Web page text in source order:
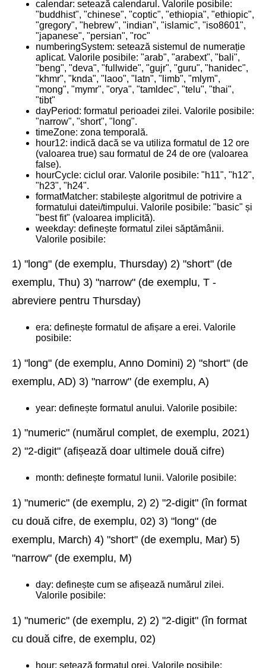
calendar: setează calendarul. Valorile posibile:
"buddhist", "chinese", "coptic", "ethiopia", "ethiopic",
"gregory", "hebrew", "indian", "islamic", "iso8601",
"japanese", "persian", "roc"
numberingSystem: setează sistemul de numerație
aplicat. Valorile posibile: "arab", "arabext", "bali",
"beng", "deva", "fullwide", "gujr", "guru", "hanidec",
"khmr", "knda", "laoo", "latn", "limb", "mlym",
"mong", "mymr", "orya", "tamldec", "telu", "thai",
"tibt"
dayPeriod: formatul perioadei zilei. Valorile posibile:
"narrow", "short", "long".
timeZone: zona temporală.
hour12: indică dacă se va utiliza formatul de 12 ore
(valoarea true) sau formatul de 24 de ore (valoarea
false).
hourCycle: ciclul orar. Valorile posibile: "h11", "h12",
"h23", "h24".
formatMatcher: stabilește algoritmul de potrivire a
formatului datei/timpului. Valorile posibile: "basic" și
"best fit" (valoarea implicită).
weekday: definește formatul zilei săptămânii.
Valorile posibile:
1) "long" (de exemplu, Thursday) 2) "short" (de
exemplu, Thu) 3) "narrow" (de exemplu, T -
abreviere pentru Thursday)
era: definește formatul de afișare a erei. Valorile
posibile:
1) "long" (de exemplu, Anno Domini) 2) "short" (de
exemplu, AD) 3) "narrow" (de exemplu, A)
year: definește formatul anului. Valorile posibile:
1) "numeric" (numărul complet, de exemplu, 2021)
2) "2-digit" (afișează doar ultimele două cifre)
month: definește formatul lunii. Valorile posibile:
1) "numeric" (de exemplu, 2) 2) "2-digit" (în format
cu două cifre, de exemplu, 02) 3) "long" (de
exemplu, March) 4) "short" (de exemplu, Mar) 5)
"narrow" (de exemplu, M)
day: definește cum se afișează numărul zilei.
Valorile posibile:
1) "numeric" (de exemplu, 2) 2) "2-digit" (în format
cu două cifre, de exemplu, 02)
hour: setează formatul orei. Valorile posibile: